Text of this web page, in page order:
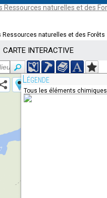
Ressources naturelles et des Forêts
CARTE INTERACTIVE
Légende
Tous les éléments chimiques